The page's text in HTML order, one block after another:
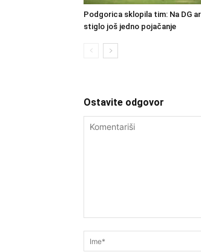
Podgorica sklopila tim: Na DG
stiglo još jedno pojačanje
Ostavite odgovor